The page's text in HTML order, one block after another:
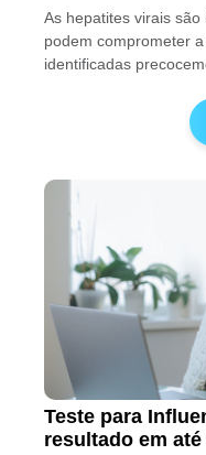
As hepatites virais
podem comprometer
identificadas
Teste para
resultado em